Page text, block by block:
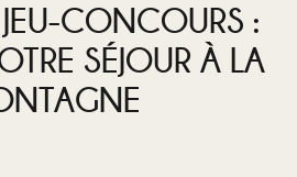
CONCOURS :
SÉJOUR À LA